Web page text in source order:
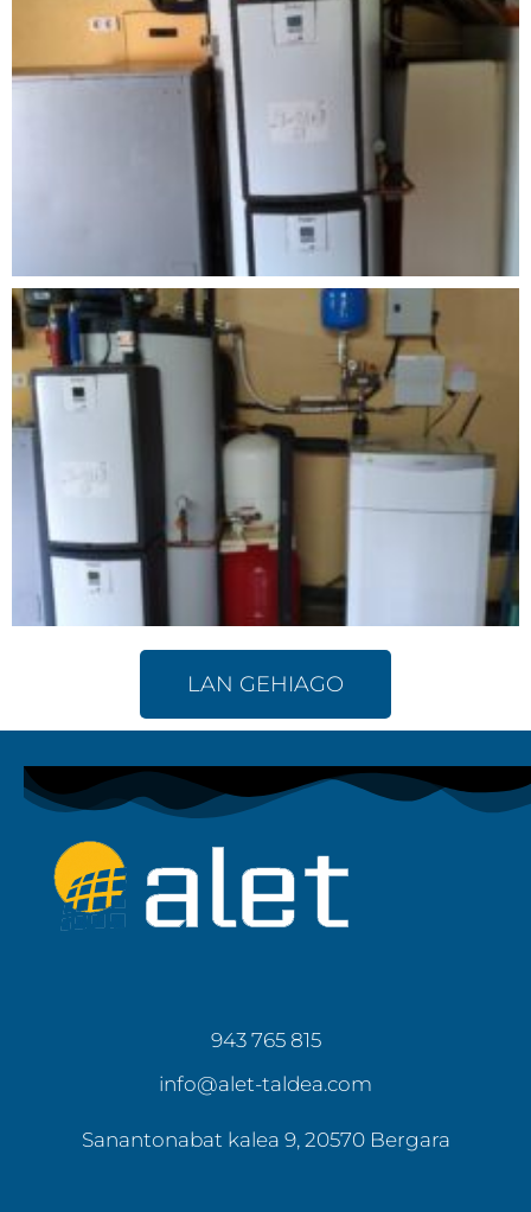
LAN GEHIAGO
943 765 815
info@alet-taldea.com
Sanantonabat kalea 9, 20570 Bergara